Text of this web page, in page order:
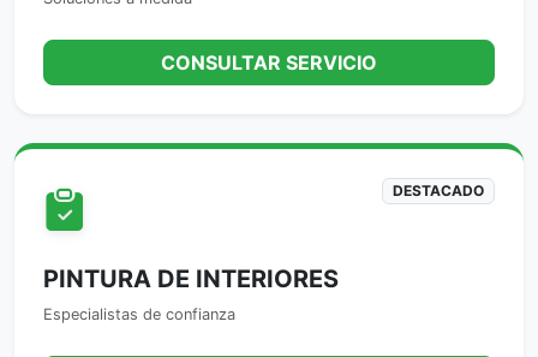
CONSULTAR SERVICIO
DESTACADO
PINTURA DE INTERIORES
Especialistas de confianza